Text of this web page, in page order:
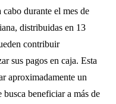
cabo durante el mes de
distribuidas en 13
contribuir
sus pagos en caja. Esta
aproximadamente un
beneficiar a más de